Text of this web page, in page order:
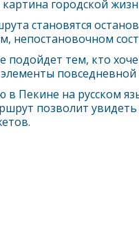
городской
становятся
непостановочном
е подойдет тем, кто
в Пекине на русском
позволит